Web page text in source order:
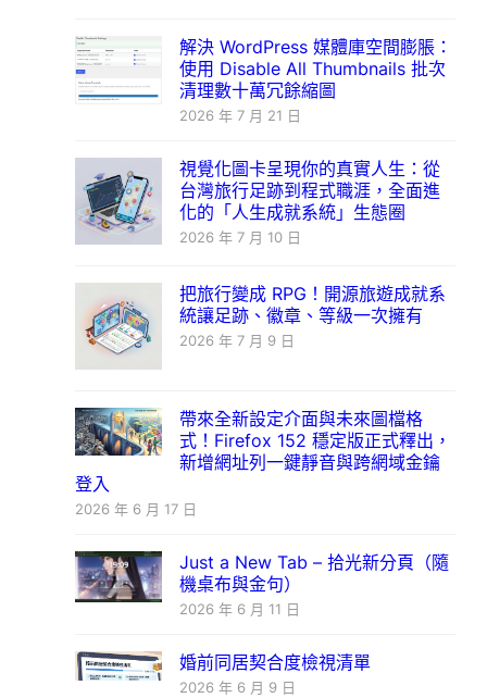
解決 WordPress 媒體庫空間膨脹：
使用 Disable All Thumbnails 批次
清理數十萬冗餘縮圖
2026 年 7 月 21 日
視覺化圖卡呈現你的真實人生：從
台灣旅行足跡到程式職涯，全面進
化的「人生成就系統」生態圈
2026 年 7 月 10 日
把旅行變成 RPG！開源旅遊成就系
統讓足跡、徽章、等級一次擁有
2026 年 7 月 9 日
帶來全新設定介面與未來圖檔格
式！Firefox 152 穩定版正式釋出，
新增網址列一鍵靜音與跨網域金鑰
登入
2026 年 6 月 17 日
Just a New Tab – 拾光新分頁（隨
機桌布與金句）
2026 年 6 月 11 日
婚前同居契合度檢視清單
2026 年 6 月 9 日